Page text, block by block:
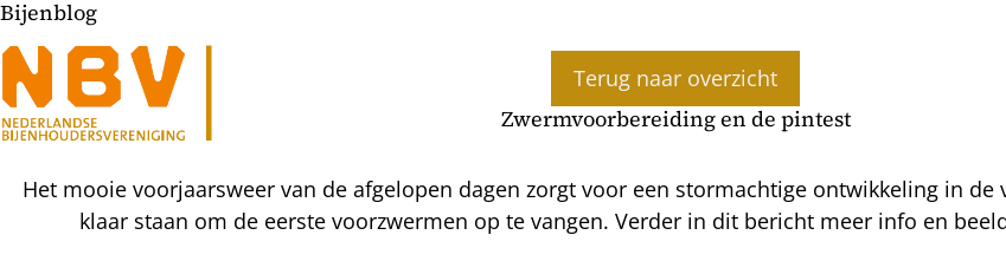
Bijenblog
Terug naar overzicht
Zwermvoorbereiding en de pintest
Het mooie voorjaarsweer van de afgelopen dagen zorgt voor een stormachtige ontwikkeling in de
klaar staan om de eerste voorzwermen op te vangen. Verder in dit bericht meer info en